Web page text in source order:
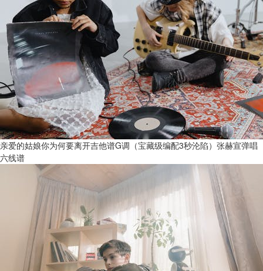
亲爱的姑娘你为何要离开吉他谱G调（宝藏级编配3秒沦陷）张赫宣弹唱
六线谱